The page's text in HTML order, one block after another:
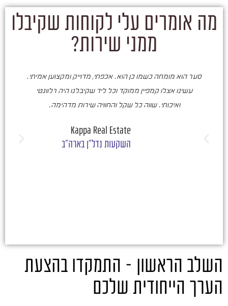
מה אומרים עלי לקוחות שקיבלו
ממני שירות?
סער הוא מומחה כשמו כן הוא. אכפתי, מדוייק ומקצוען אמיתי.
עשינו אצלו קמפיין ממוקד וכל ליד שקיבלנו היה רלוונטי
ואיכותי. שווה כל שקל והחוויה שירות מדהימה.
Kappa Real Estate
השקעות נדל"ן בארה"ב
השלב הראשון – התמקדו בהצעת
הערך הייחודית שלכם